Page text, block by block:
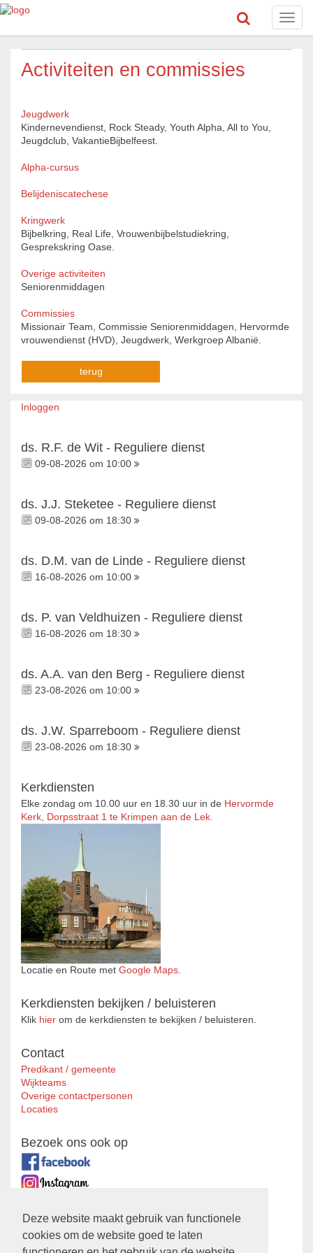
Deze website maakt gebruik van functionele
cookies om de website goed te laten
Activiteiten en commissies
Jeugdwerk
Kindernevendienst, Rock Steady, Youth Alpha, All to You,
Jeugdclub, VakantieBijbelfeest.
Alpha-cursus
Belijdeniscatechese
Kringwerk
Bijbelkring, Real Life, Vrouwenbijbelstudiekring,
Gesprekskring Oase.
Overige activiteiten
Seniorenmiddagen
Commissies
Missionair Team, Commissie Seniorenmiddagen, Hervormde
vrouwendienst (HVD), Jeugdwerk, Werkgroep Albanië.
terug
Inloggen
ds. R.F. de Wit - Reguliere dienst
09-08-2026 om 10:00
ds. J.J. Steketee - Reguliere dienst
09-08-2026 om 18:30
ds. D.M. van de Linde - Reguliere dienst
16-08-2026 om 10:00
ds. P. van Veldhuizen - Reguliere dienst
16-08-2026 om 18:30
ds. A.A. van den Berg - Reguliere dienst
23-08-2026 om 10:00
ds. J.W. Sparreboom - Reguliere dienst
23-08-2026 om 18:30
Kerkdiensten
Elke zondag om 10.00 uur en 18.30 uur in de Hervormde
Kerk, Dorpsstraat 1 te Krimpen aan de Lek.
Locatie en Route met Google Maps.
Kerkdiensten bekijken / beluisteren
Klik hier om de kerkdiensten te bekijken / beluisteren.
Contact
Predikant / gemeente
Wijkteams
Overige contactpersonen
Locaties
Bezoek ons ook op
Zustergemeente
Ontmoetingskerk